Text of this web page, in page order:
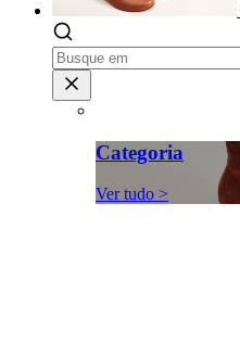
Categoria
Ver tudo >